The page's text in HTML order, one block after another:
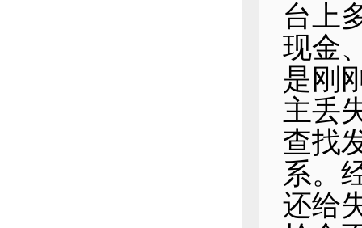
台上
现金
是刚
主丢
查找
系。
还给